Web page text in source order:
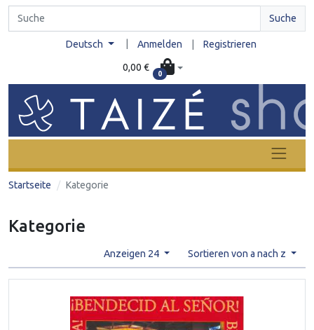
Suche
Deutsch Anmelden Registrieren
0,00 €
0
Startseite Kategorie
Kategorie
Anzeigen 24 Sortieren von a nach z